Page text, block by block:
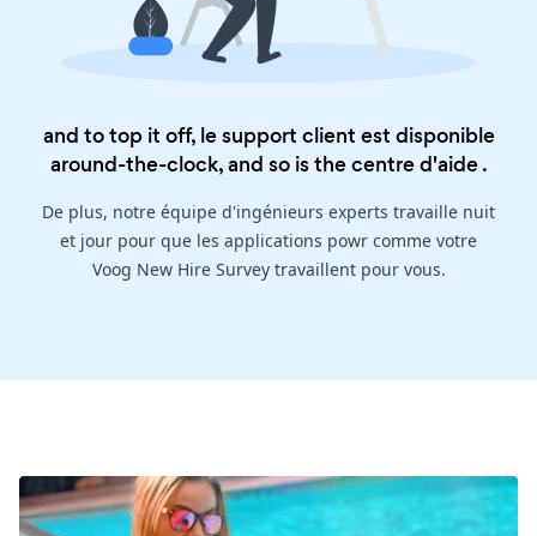
and to top it off, le support client est disponible
around-the-clock, and so is thecentre d'aide.
De plus, notre équipe d'ingénieurs experts travaille nuit
et jour pour que les applications powr comme votre
Voog New Hire Survey travaillent pour vous.